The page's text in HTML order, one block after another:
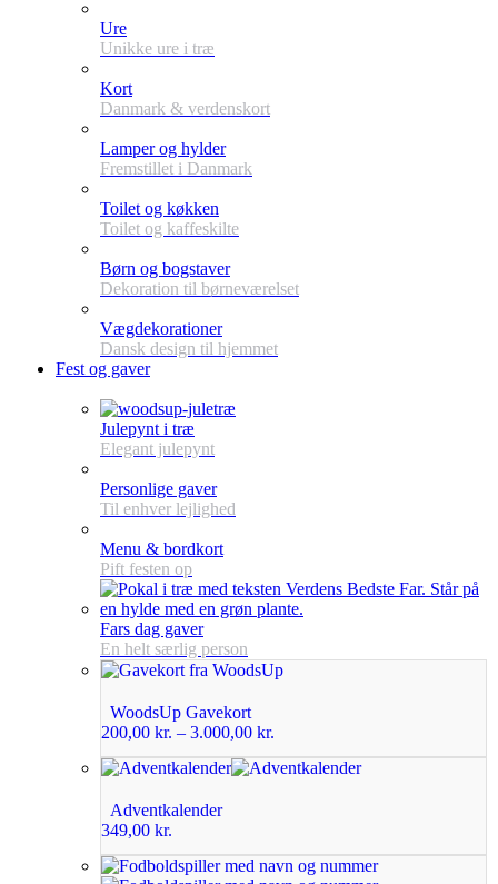
Ure
Unikke ure i træ
Kort
Danmark & verdenskort
Lamper og hylder
Fremstillet i Danmark
Toilet og køkken
Toilet og kaffeskilte
Børn og bogstaver
Dekoration til børneværelset
Vægdekorationer
Dansk design til hjemmet
Fest og gaver
Julepynt i træ
Elegant julepynt
Personlige gaver
Til enhver lejlighed
Menu & bordkort
Pift festen op
Fars dag gaver
En helt særlig person
WoodsUp Gavekort
200,00 kr. – 3.000,00 kr.
Adventkalender
349,00 kr.